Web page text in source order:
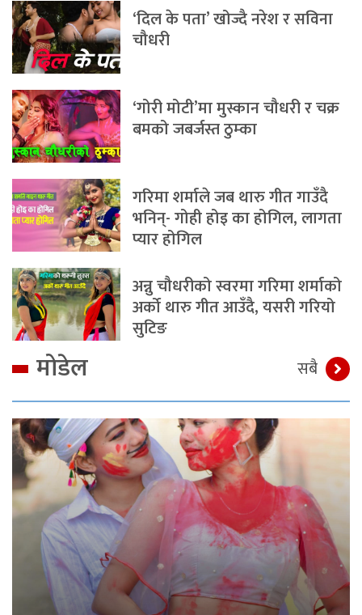
‘दिल के पता’ खोज्दै नरेश र सविना
चौधरी
‘गोरी मोटी’मा मुस्कान चौधरी र चक्र
बमको जबर्जस्त ठुम्का
गरिमा शर्माले जब थारु गीत गाउँदै
भनिन्- गोही होइ का होगिल, लागता
प्यार होगिल
अन्नु चौधरीको स्वरमा गरिमा शर्माको
अर्को थारु गीत आउँदै, यसरी गरियो
सुटिङ
मोडेल सबै